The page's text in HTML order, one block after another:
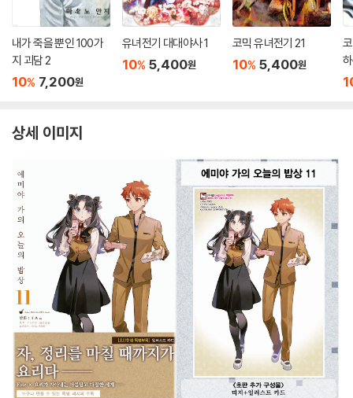
내가 죽을 뿐인 100가
지 괴담 2
10% 7,200원
유녀전기 대대야사 1
10% 5,400원
코믹 유녀전기 21
10% 5,400원
상세 이미지